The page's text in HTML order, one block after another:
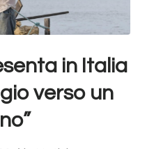
in Italia
verso un